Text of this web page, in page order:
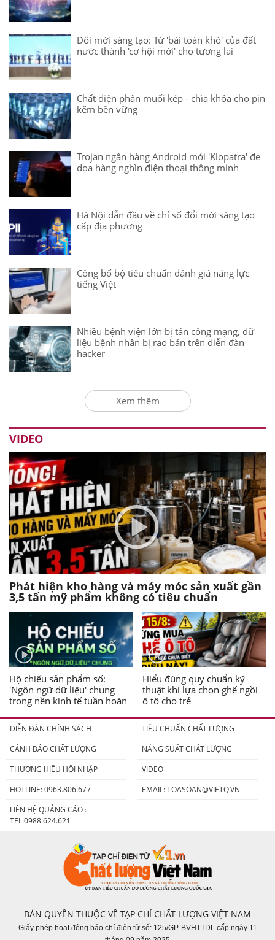
Đổi mới sáng tạo: Từ 'bài toán khó' của đất
nước thành 'cơ hội mới' cho tương lai
Chất điện phân muối kép - chìa khóa cho pin
kẽm bền vững
Trojan ngân hàng Android mới 'Klopatra' đe
dọa hàng nghìn điện thoại thông minh
Hà Nội dẫn đầu về chỉ số đổi mới sáng tạo
cấp địa phương
Công bố bộ tiêu chuẩn đánh giá năng lực
tiếng Việt
Nhiều bệnh viện lớn bị tấn công mạng, dữ
liệu bệnh nhân bị rao bán trên diễn đàn
hacker
Xem thêm
VIDEO
Phát hiện kho hàng và máy móc sản xuất gần
3,5 tấn mỹ phẩm không có tiêu chuẩn
Hộ chiếu sản phẩm số:
'Ngôn ngữ dữ liệu' chung
trong nền kinh tế tuần hoàn
Hiểu đúng quy chuẩn kỹ
thuật khi lựa chọn ghế ngồi
ô tô cho trẻ
DIỄN ĐÀN CHÍNH SÁCH
TIÊU CHUẨN CHẤT LƯỢNG
CẢNH BÁO CHẤT LƯỢNG
NĂNG SUẤT CHẤT LƯỢNG
THƯƠNG HIỆU HỘI NHẬP
VIDEO
HOTLINE: 0963.806.677
EMAIL:TOASOAN@VIETQ.VN
LIÊN HỆ QUẢNG CÁO :
TEL:0988.624.621
BẢN QUYỀN THUỘC VỀ TẠP CHÍ CHẤT LƯỢNG VIỆT NAM
Giấy phép hoạt động báo chí điện tử số: 125/GP-BVHTTDL cấp ngày 11